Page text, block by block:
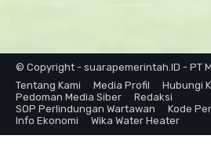
© Copyright - suarapemerintah.ID - PT
Tentang Kami
Media Profil
Hubungi
Pedoman Media Siber
Redaksi
SOP Perlindungan Wartawan
Kode
Info Ekonomi
Wika Water Heater